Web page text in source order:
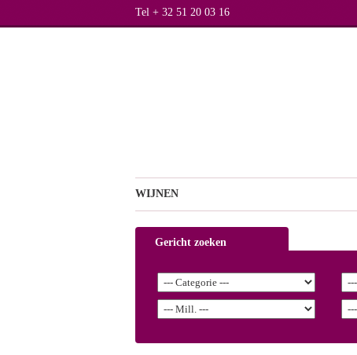
Tel + 32 51 20 03 16
WIJNEN
Gericht zoeken